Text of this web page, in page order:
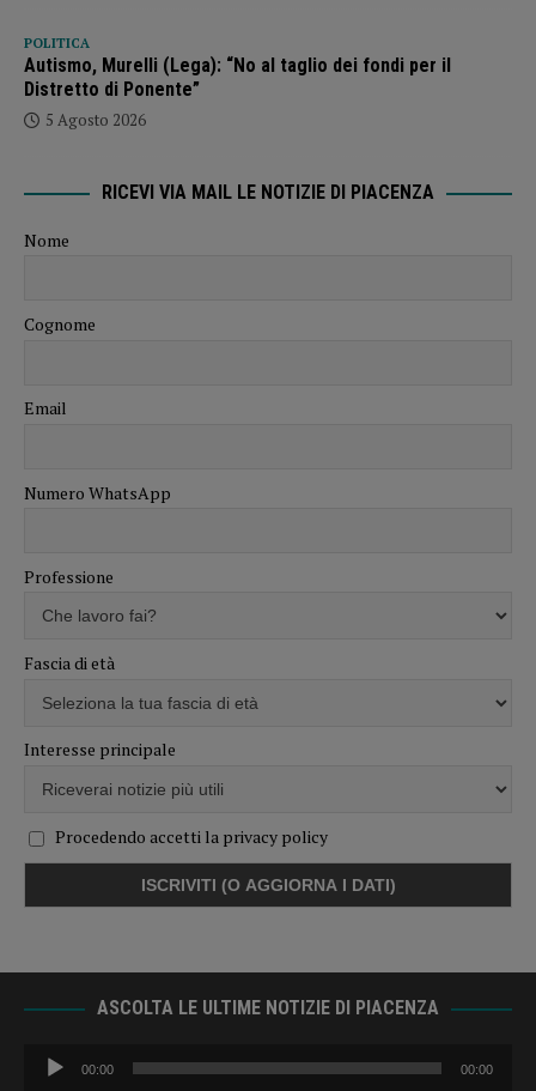
POLITICA
Autismo, Murelli (Lega): “No al taglio dei fondi per il
Distretto di Ponente”
5 Agosto 2026
RICEVI VIA MAIL LE NOTIZIE DI PIACENZA
Nome
Cognome
Email
Numero WhatsApp
Professione
Fascia di età
Interesse principale
Procedendo accetti la privacy policy
ASCOLTA LE ULTIME NOTIZIE DI PIACENZA
Audio
Player
00:00 00:00